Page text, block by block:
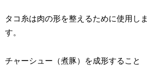
タコ糸は肉の形を整えるために使用しま
す。
チャーシュー（煮豚）を成形すること